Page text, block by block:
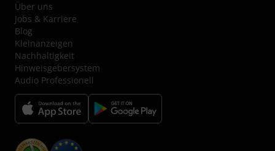
Über uns
Jobs & Karriere
Blog
Kleinanzeigen
Nachhaltigkeit
Hinweisgebersystem
Audio Professionell